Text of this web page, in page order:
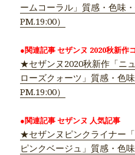
ームコーラル」質感・色味
PM.19:00）
●関連記事 セザンヌ 2020秋新作
★セザンヌ2020秋新作「ニ
ローズクォーツ」質感・色
PM.19:00）
●関連記事 セザンヌ 人気記事
★セザンヌピンクライナー
ピンクベージュ」質感・色